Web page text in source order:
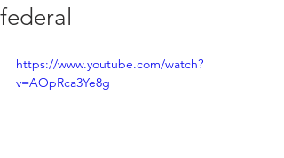
federal
https://www.youtube.com/watch?
v=AOpRca3Ye8g